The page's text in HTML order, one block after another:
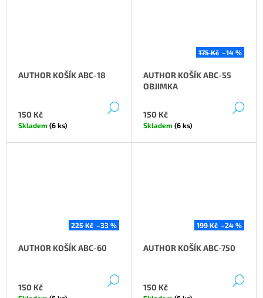
AUTHOR KOŠÍK ABC-18
150 Kč
DETAIL
Skladem (6 ks)
175 Kč –14 %
AUTHOR KOŠÍK ABC-55
OBJIMKA
150 Kč
Skladem (6 ks)
225 Kč –33 %
AUTHOR KOŠÍK ABC-60
150 Kč
DETAIL
199 Kč –24 %
AUTHOR KOŠÍK ABC-750
150 Kč